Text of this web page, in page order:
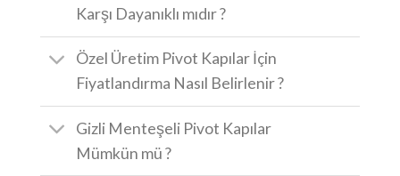
Karşı Dayanıklı mıdır ?
Özel Üretim Pivot Kapılar İçin
Fiyatlandırma Nasıl Belirlenir ?
Gizli Menteşeli Pivot Kapılar
Mümkün mü ?